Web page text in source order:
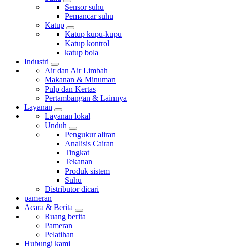
Sensor suhu
Pemancar suhu
Katup
Katup kupu-kupu
Katup kontrol
katup bola
Industri
Air dan Air Limbah
Makanan & Minuman
Pulp dan Kertas
Pertambangan & Lainnya
Layanan
Layanan lokal
Unduh
Pengukur aliran
Analisis Cairan
Tingkat
Tekanan
Produk sistem
Suhu
Distributor dicari
pameran
Acara & Berita
Ruang berita
Pameran
Pelatihan
Hubungi kami